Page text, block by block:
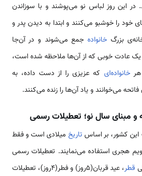
این روز لباس نو می‌پوشند و با سوزاندن
خود را خوشبو می‌کنند و ابتدا به دیدن پدر و
بزرگخانواده جمع می‌شوند و در آن‌جا
یک عادت خوبی که از آن‌ها ملاحظه شده است،
هرخانواده‌ای که عزیزی را از دست داده، به
می‌خوانند و یاد آن‌ها را زنده می‌کنند.
و مبنای سال نو؛ تعطیلات رسمی
این کشور، بر اساس تاریخ میلادی است و فقط
هجری استفاده می‌نمایند. تعطیلات رسمی
قطر
، عید قربان(5روز) و فطر(4روز)، تعطیلات